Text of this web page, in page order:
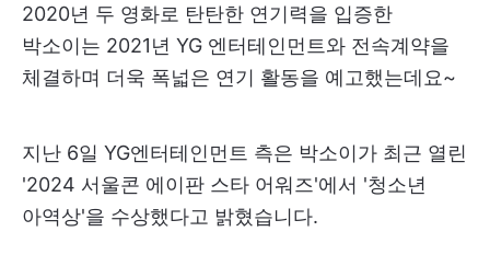
2020년 두 영화로 탄탄한 연기력을 입증한
박소이는 2021년 YG 엔터테인먼트와 전속계약을
체결하며 더욱 폭넓은 연기 활동을 예고했는데요~
지난 6일 YG엔터테인먼트 측은 박소이가 최근 열린
'2024 서울콘 에이판 스타 어워즈'에서 '청소년
아역상'을 수상했다고 밝혔습니다.